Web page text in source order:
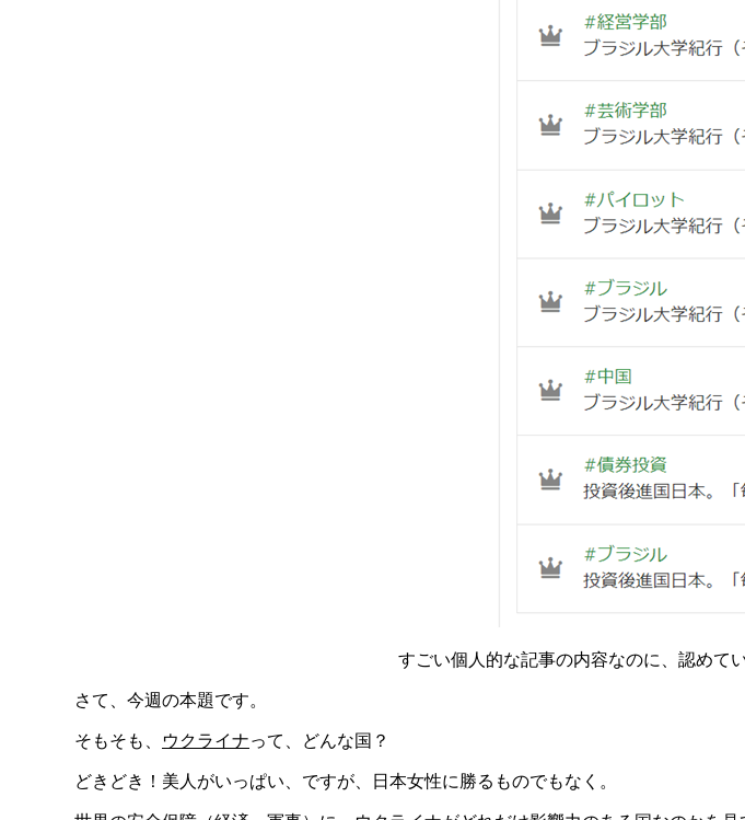
すごい個人的な記事の内容なのに、認めて
さて、今週の本題です。
そもそも、 ウクライナって、どんな国？
どきどき！美人がいっぱい、ですが、日本女性に勝るものでもなく。